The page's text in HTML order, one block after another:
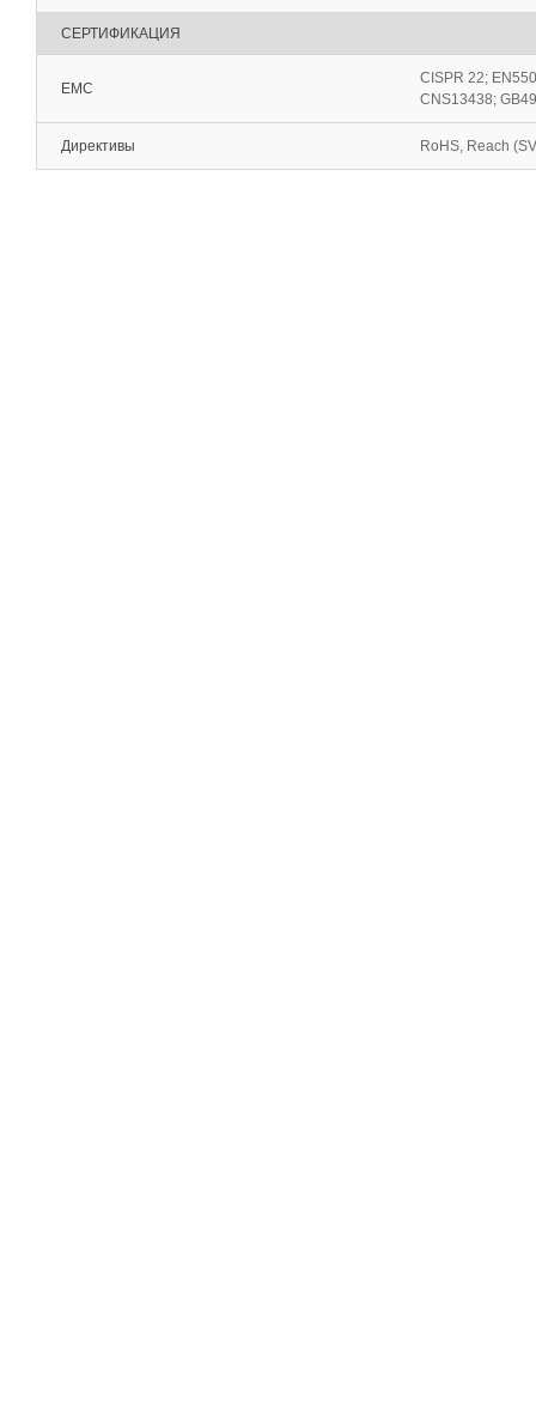
СЕРТИФИКАЦИЯ
EMC
CISPR 22;
CNS13438;
Директивы RoHS, Reach